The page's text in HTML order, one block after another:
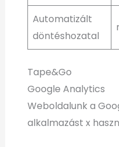
Automatizált
döntéshozatal
Tape&Go
Google Analytics
Weboldalunk a
alkalmazást x